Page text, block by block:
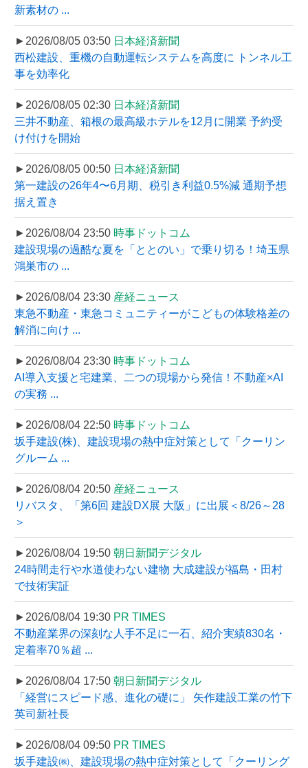
新素材の ...
►2026/08/05 03:50 日本経済新聞
西松建設、重機の自動運転システムを高度に トンネル工
事を効率化
►2026/08/05 02:30 日本経済新聞
三井不動産、箱根の最高級ホテルを12月に開業 予約受
け付けを開始
►2026/08/05 00:50 日本経済新聞
第一建設の26年4〜6月期、税引き利益0.5%減 通期予想
据え置き
►2026/08/04 23:50 時事ドットコム
建設現場の過酷な夏を「ととのい」で乗り切る！埼玉県
鴻巣市の ...
►2026/08/04 23:30 産経ニュース
東急不動産・東急コミュニティーがこどもの体験格差の
解消に向け ...
►2026/08/04 23:30 時事ドットコム
AI導入支援と宅建業、二つの現場から発信！不動産×AI
の実務 ...
►2026/08/04 22:50 時事ドットコム
坂手建設(株)、建設現場の熱中症対策として「クーリン
グルーム ...
►2026/08/04 20:50 産経ニュース
リバスタ、「第6回 建設DX展 大阪」に出展＜8/26～28
＞
►2026/08/04 19:50 朝日新聞デジタル
24時間走行や水道使わない建物 大成建設が福島・田村
で技術実証
►2026/08/04 19:30 PR TIMES
不動産業界の深刻な人手不足に一石、紹介実績830名・
定着率70％超 ...
►2026/08/04 17:50 朝日新聞デジタル
「経営にスピード感、進化の礎に」 矢作建設工業の竹下
英司新社長
►2026/08/04 09:50 PR TIMES
坂手建設㈱、建設現場の熱中症対策として「クーリング